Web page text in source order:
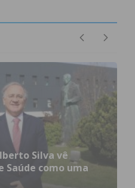
Silva vê
Saúde como uma